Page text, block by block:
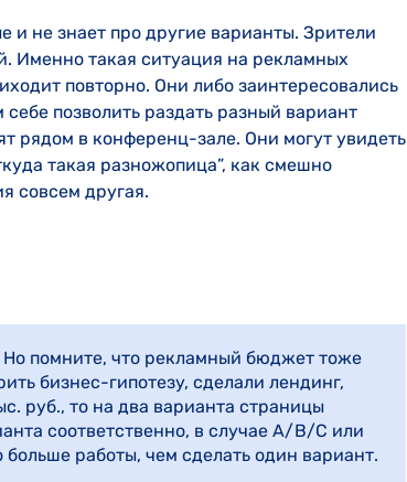
и не знает про другие варианты. Зрители
Именно такая ситуация на рекламных
повторно. Они либо заинтересовались
позволить раздать разный вариант
рядом в конференц-зале. Они могут увидеть
такая разножопица”, как смешно
совсем другая.
помните, что рекламный бюджет тоже
бизнес-гипотезу, сделали лендинг,
руб., то на два варианта страницы
соответственно, в случае A/B/C или
работы, чем сделать один вариант.